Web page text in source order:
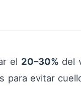
el 20–30% del
para evitar